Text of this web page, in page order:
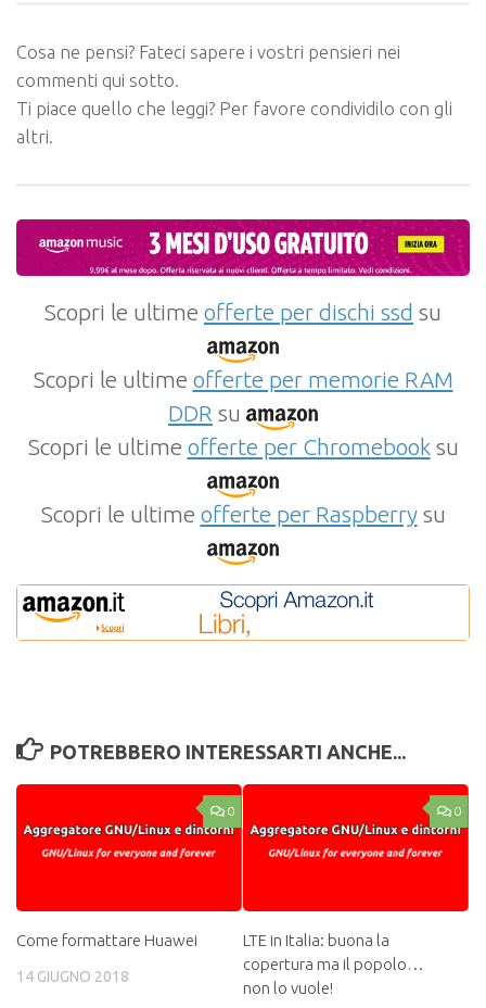
Cosa ne pensi? Fateci sapere i vostri pensieri nei
commenti qui sotto.
Ti piace quello che leggi? Per favore condividilo con gli
altri.
Scopri le ultime offerte per dischi ssd su
Scopri le ultime offerte per memorie RAM
DDR su
Scopri le ultime offerte per Chromebooksu
Scopri le ultime offerte per Raspberrysu
POTREBBERO INTERESSARTI ANCHE...
0
Come formattare Huawei
14 GIUGNO 2018
0
LTE in Italia: buona la
copertura ma il popolo…
non lo vuole!